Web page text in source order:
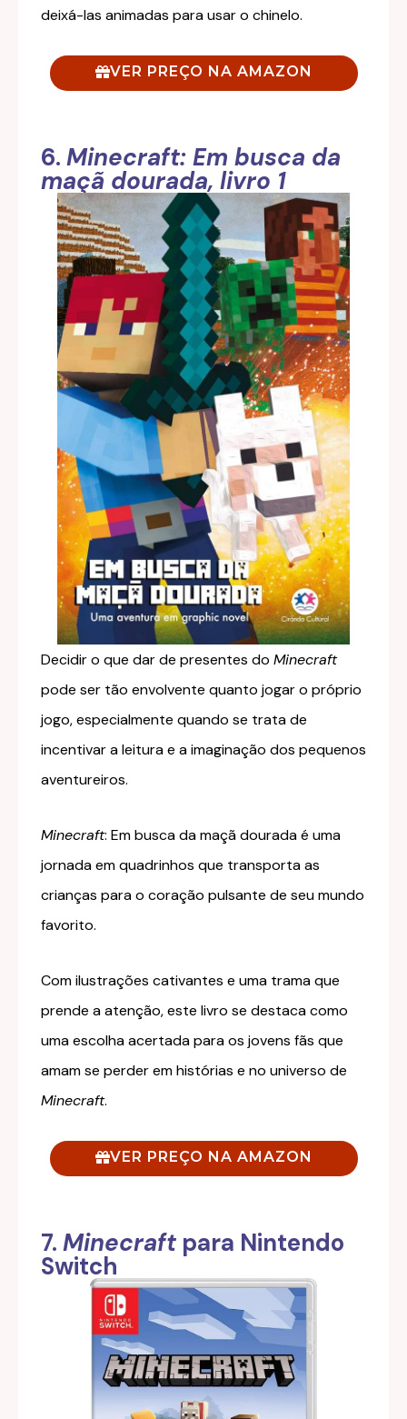
deixá-las animadas para usar o chinelo.
VER PREÇO NA AMAZON
6. Minecraft: Em busca da
maçã dourada, livro 1
Decidir o que dar de presentes do Minecraft
pode ser tão envolvente quanto jogar o próprio
jogo, especialmente quando se trata de
incentivar a leitura e a imaginação dos pequenos
aventureiros.
Minecraft: Em busca da maçã dourada é uma
jornada em quadrinhos que transporta as
crianças para o coração pulsante de seu mundo
favorito.
Com ilustrações cativantes e uma trama que
prende a atenção, este livro se destaca como
uma escolha acertada para os jovens fãs que
amam se perder em histórias e no universo de
Minecraft.
VER PREÇO NA AMAZON
7. Minecraft para Nintendo
Switch